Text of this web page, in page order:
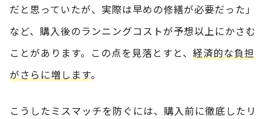
だと思っていたが、実際は早めの修繕が必要だった」
など、購入後のランニングコストが予想以上にかさむ
ことがあります。この点を見落とすと、 経済的な負担
がさらに増します。
こうしたミスマッチを防ぐには、購入前に徹底したリ